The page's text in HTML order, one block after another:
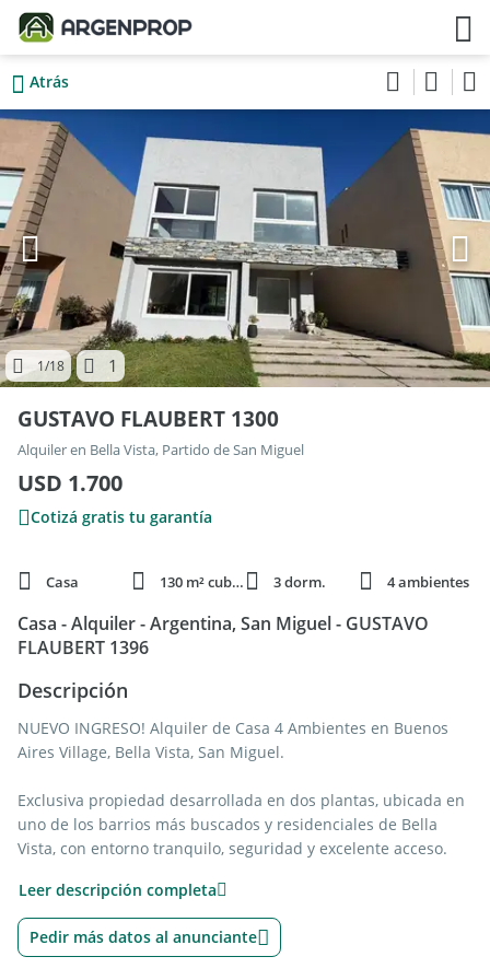
Atrás
1/18 1
GUSTAVO FLAUBERT 1300
Alquiler en Bella Vista, Partido de San Miguel
USD 1.700
Cotizá gratis tu garantía
Casa 130 m² cubie. 3 dorm. 4 ambientes
Casa - Alquiler - Argentina, San Miguel - GUSTAVO
FLAUBERT 1396
Descripción
NUEVO INGRESO! Alquiler de Casa 4 Ambientes en Buenos
Aires Village, Bella Vista, San Miguel.
Exclusiva propiedad desarrollada en dos plantas, ubicada en
uno de los barrios más buscados y residenciales de Bella
Vista, con entorno tranquilo, seguridad y excelente acceso.
vida en una ubicación privilegiada.
Planta Baja:
Leer descripción completa
Pedir más datos al anunciante